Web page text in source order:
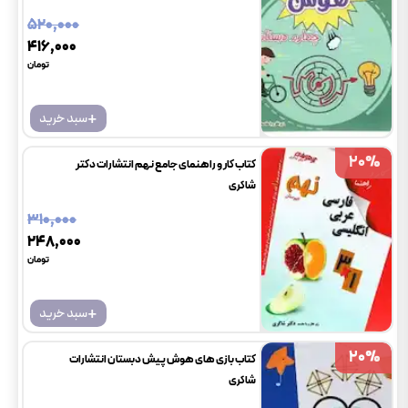
+سبد خرید
۵۲۰٬۰۰۰
۴۱۶٬۰۰۰
تومان
کتاب کار و راهنمای جامع نهم انتشارات دکتر
شاکری
+سبد خرید
۳۱۰٬۰۰۰
۲۴۸٬۰۰۰
تومان
20%
20%
کتاب بازی های هوش پیش دبستان انتشارات
شاکری
20%
20%